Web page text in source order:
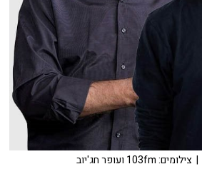
| צילומים: 103fm ועופר חג'יוב